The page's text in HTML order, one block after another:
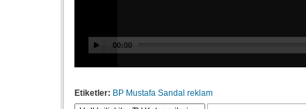
Etiketler: BP Mustafa Sandal reklam